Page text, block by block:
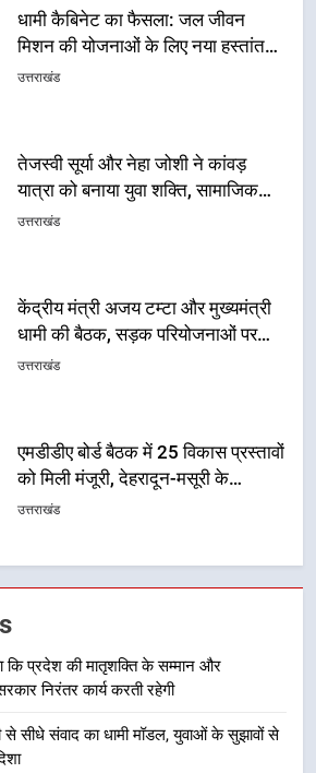
तेजस्वी सूर्या और नेहा जोशी ने कांवड़
यात्रा को बनाया युवा शक्ति, सामाजिक
केंद्रीय मंत्री अजय टम्टा और मुख्यमंत्री
धामी की बैठक, सड़क परियोजनाओं पर
एमडीडीए बोर्ड बैठक में 25 विकास प्रस्तावों
को मिली मंजूरी, देहरादून-मसूरी के
मुख्यमंत्री धामी ने कहा कि प्रदेश की
मातृशक्ति के सम्मान और सशक्तीकरण के
विकास की नई दिशा
उत्तराखंड
मुख्यमंत्री धामी ने कहा कि पेंशन राशि का
कि प्रदेश की मातृशक्ति के सम्मान और
निरंतर कार्य करती रहेगी
से सीधे संवाद का धामी मॉडल, युवाओं के सुझावों से